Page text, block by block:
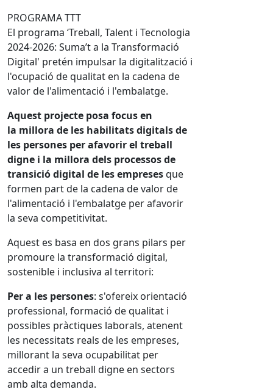
PROGRAMA TTT
El programa ‘Treball, Talent i Tecnologia
2024-2026: Suma’t a la Transformació
Digital' pretén impulsar la digitalització i
l'ocupació de qualitat en la cadena de
valor de l'alimentació i l'embalatge.
Aquest projecte posa focus en
la millora de les habilitats digitals de
les persones per afavorir el treball
digne i la millora dels processos de
transició digital de les empresesque
formen part de la cadena de valor de
l'alimentació i l'embalatge per afavorir
la seva competitivitat.
Aquest es basa en dos grans pilars per
promoure la transformació digital,
sostenible i inclusiva al territori:
Per a les persones: s'ofereix orientació
professional, formació de qualitat i
possibles pràctiques laborals, atenent
les necessitats reals de les empreses,
millorant la seva ocupabilitat per
accedir a un treball digne en sectors
amb alta demanda.